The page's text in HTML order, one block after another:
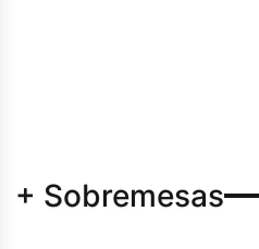
+ Sobremesas